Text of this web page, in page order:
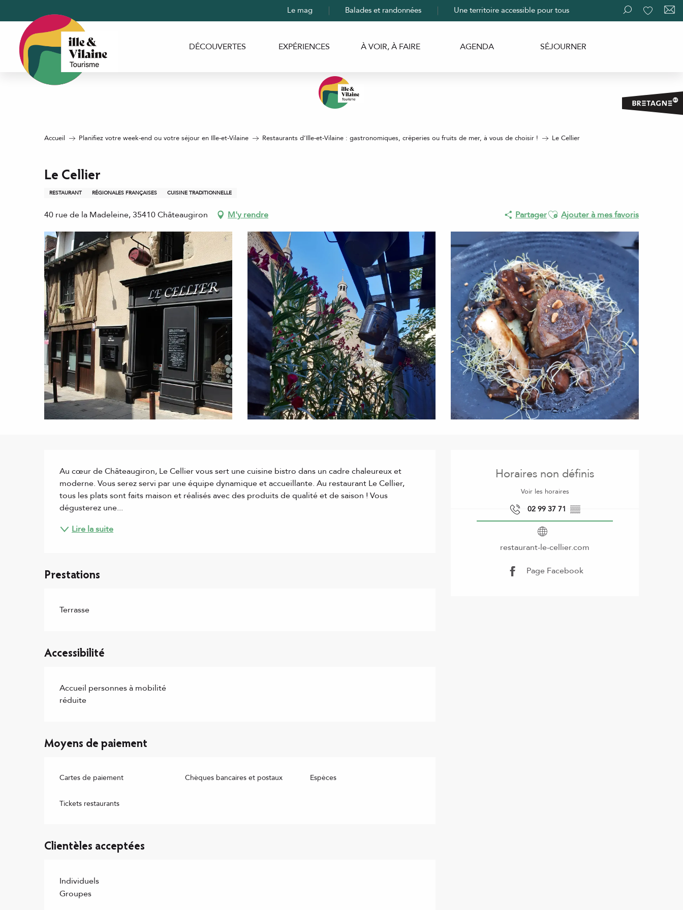
contenu
principal
Recherche
Le mag Balades et randonnées Une territoire accessible pour tous
DÉCOUVERTES EXPÉRIENCES À VOIR, À FAIRE AGENDA SÉJOURNER
Accueil Planifiez votre week-end ou votre séjour en Ille-et-Vilaine Restaurants d’Ille-et-Vilaine : gastronomiques, crêperies ou fruits de mer, à vous de choisir ! Le Cellier
Le Cellier
RESTAURANT RÉGIONALES FRANÇAISES CUISINE TRADITIONNELLE
40 rue de la Madeleine, 35410 Châteaugiron M'y rendre PartagerAjouter aux favoris
Ajouter à mes favoris
Horaires non définis
Voir les horaires
02 99 37 71 ▒▒
restaurant-le-cellier.com
Page Facebook
Au cœur de Châteaugiron, Le Cellier vous sert une cuisine bistro dans un cadre chaleureux et
moderne. Vous serez servi par une équipe dynamique et accueillante. Au restaurant Le Cellier,
tous les plats sont faits maison et réalisés avec des produits de qualité et de saison ! Vous
dégusterez une...
Lire la suite
Prestations
Terrasse
Accessibilité
Accueil personnes à mobilité
réduite
Moyens de paiement
Cartes de paiement Chèques bancaires et postaux Espèces
Tickets restaurants
Clientèles acceptées
Individuels
Groupes